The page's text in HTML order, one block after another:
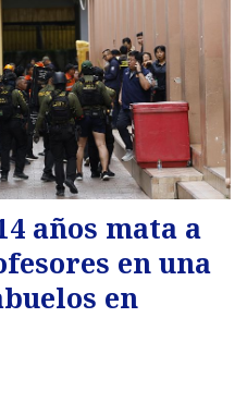
años mata a
en una
en